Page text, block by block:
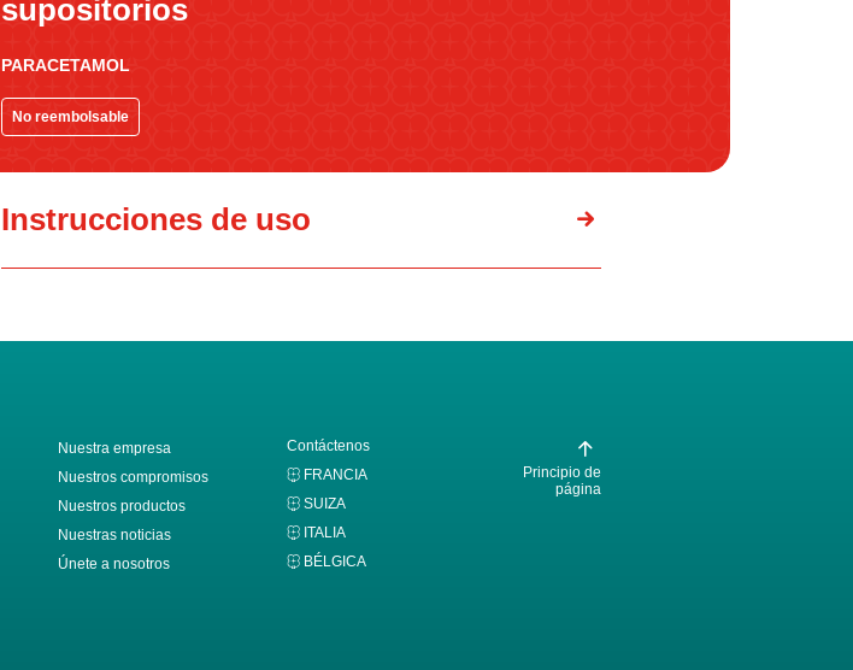
supositorios
PARACETAMOL
No reembolsable
Instrucciones de uso
Nuestra empresa
Nuestros compromisos
Nuestros productos
Nuestras noticias
Únete a nosotros
Contáctenos
FRANCIA
SUIZA
ITALIA
BÉLGICA
Principio de
página